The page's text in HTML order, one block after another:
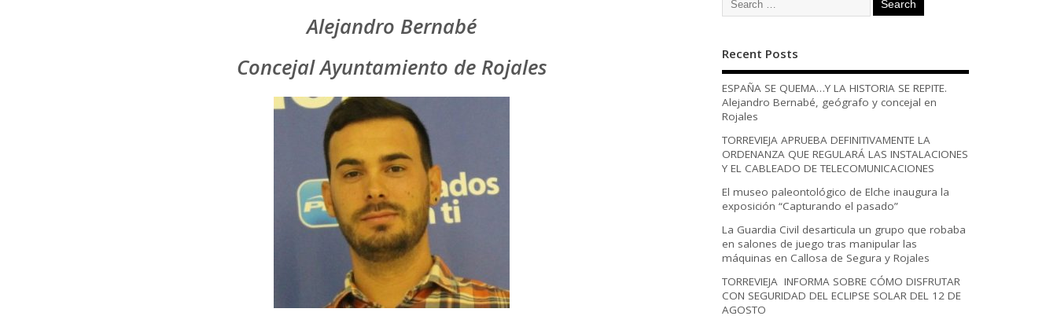
Alejandro Bernabé
Concejal Ayuntamiento de Rojales
Recent Posts
ESPAÑA SE QUEMA…Y LA HISTORIA SE REPITE.
Alejandro Bernabé, geógrafo y concejal en
Rojales
TORREVIEJA APRUEBA DEFINITIVAMENTE LA
ORDENANZA QUE REGULARÁ LAS INSTALACIONES
Y EL CABLEADO DE TELECOMUNICACIONES
El museo paleontológico de Elche inaugura la
exposición “Capturando el pasado”
La Guardia Civil desarticula un grupo que robaba
en salones de juego tras manipular las
máquinas en Callosa de Segura y Rojales
TORREVIEJA INFORMA SOBRE CÓMO DISFRUTAR
CON SEGURIDAD DEL ECLIPSE SOLAR DEL 12 DE
AGOSTO